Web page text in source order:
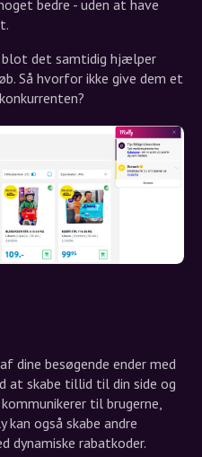
bedre - uden at have
blot det samtidig hjælper
Så hvorfor ikke give dem et
dine besøgende ender med
at skabe tillid til din side og
til brugerne,
kan også skabe andre
dynamiske rabatkoder.